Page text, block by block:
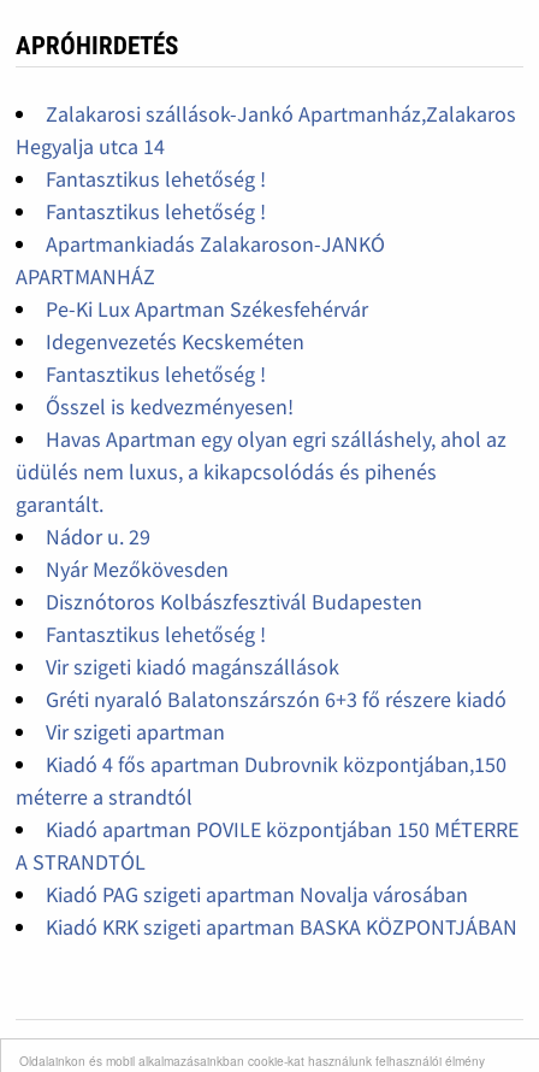
Oldalainkon és mobil alkalmazásainkban cookie-kat használunk felhasználói élmény
APRÓHIRDETÉS
Zalakarosi szállások-Jankó Apartmanház,Zalakaros
Hegyalja utca 14
Fantasztikus lehetőség !
Fantasztikus lehetőség !
Apartmankiadás Zalakaroson-JANKÓ
APARTMANHÁZ
Pe-Ki Lux Apartman Székesfehérvár
Idegenvezetés Kecskeméten
Fantasztikus lehetőség !
Ősszel is kedvezményesen!
Havas Apartman egy olyan egri szálláshely, ahol az
üdülés nem luxus, a kikapcsolódás és pihenés
garantált.
Nádor u. 29
Nyár Mezőkövesden
Disznótoros Kolbászfesztivál Budapesten
Fantasztikus lehetőség !
Vir szigeti kiadó magánszállások
Gréti nyaraló Balatonszárszón 6+3 fő részere kiadó
Vir szigeti apartman
Kiadó 4 fős apartman Dubrovnik központjában,150
méterre a strandtól
Kiadó apartman POVILE központjában 150 MÉTERRE
A STRANDTÓL
Kiadó PAG szigeti apartman Novalja városában
Kiadó KRK szigeti apartman BASKA KÖZPONTJÁBAN